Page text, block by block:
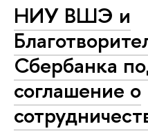
НИУ ВШЭ и
Сбербанка
соглашение о